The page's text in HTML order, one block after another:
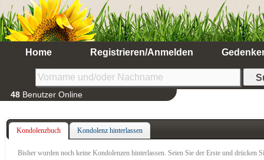
Home Registrieren/Anmelden
48 Benutzer Online
Kondolenzbuch Kondolenz hinterlassen
Bisher wurden noch keine Kondolenzen hinterlassen. Seien Sie der Erste und drücken